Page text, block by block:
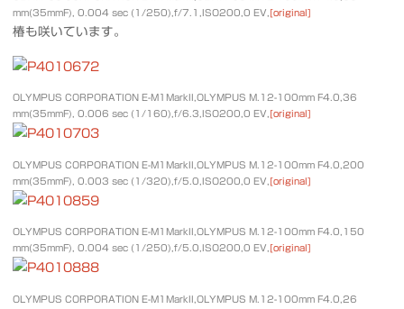
mm(35mmF), 0.004 sec (1/250),f/7.1,ISO200,0 EV, [original]
椿も咲いています。
OLYMPUS CORPORATION E-M1MarkII,OLYMPUS M.12-100mm F4.0,36
mm(35mmF), 0.006 sec (1/160),f/6.3,ISO200,0 EV, [original]
OLYMPUS CORPORATION E-M1MarkII,OLYMPUS M.12-100mm F4.0,200
mm(35mmF), 0.003 sec (1/320),f/5.0,ISO200,0 EV, [original]
OLYMPUS CORPORATION E-M1MarkII,OLYMPUS M.12-100mm F4.0,150
mm(35mmF), 0.004 sec (1/250),f/5.0,ISO200,0 EV, [original]
OLYMPUS CORPORATION E-M1MarkII,OLYMPUS M.12-100mm F4.0,26